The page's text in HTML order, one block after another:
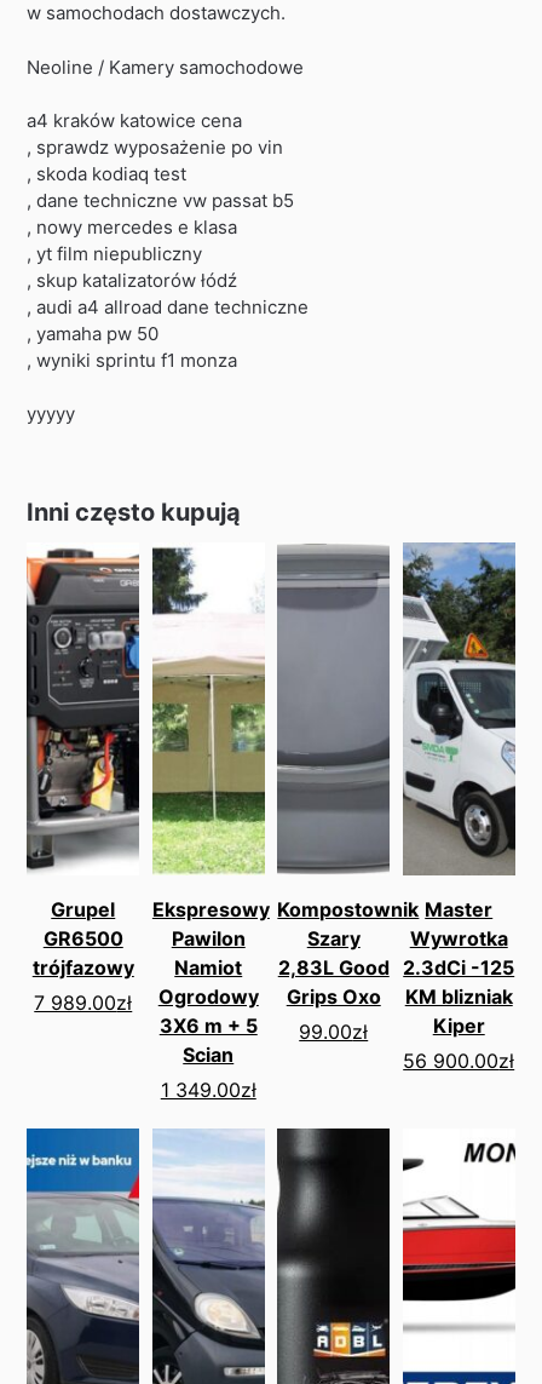
w samochodach dostawczych.
Neoline / Kamery samochodowe
a4 kraków katowice cena
, sprawdz wyposażenie po vin
, skoda kodiaq test
, dane techniczne vw passat b5
, nowy mercedes e klasa
, yt film niepubliczny
, skup katalizatorów łódź
, audi a4 allroad dane techniczne
, yamaha pw 50
, wyniki sprintu f1 monza
yyyyy
Inni często kupują
Grupel
GR6500
trójfazowy
7 989.00zł
Ekspresowy
Pawilon
Namiot
Ogrodowy
3X6 m + 5
Scian
1 349.00zł
Kompostownik
Szary
2,83L Good
Grips Oxo
99.00zł
Master
Wywrotka
2.3dCi -125
KM blizniak
Kiper
56 900.00zł